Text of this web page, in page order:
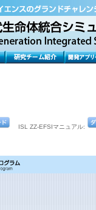
ISL ZZ-EFSIマニュアル: